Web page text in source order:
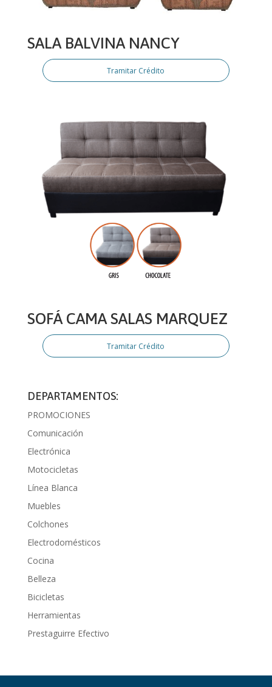
SALA BALVINA NANCY
Tramitar Crédito
SOFÁ CAMA SALAS MARQUEZ
Tramitar Crédito
DEPARTAMENTOS:
PROMOCIONES
Comunicación
Electrónica
Motocicletas
Línea Blanca
Muebles
Colchones
Electrodomésticos
Cocina
Belleza
Bicicletas
Herramientas
Prestaguirre Efectivo